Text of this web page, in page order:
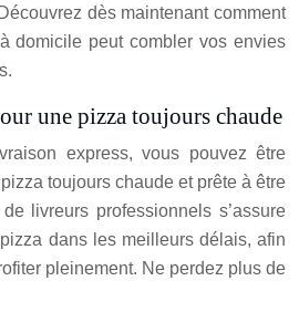
dès maintenant comment
domicile peut combler vos envies
une pizza toujours chaude
express, vous pouvez être
toujours chaude et prête à être
livreurs professionnels s’assure
dans les meilleurs délais, afin
pleinement. Ne perdez plus de